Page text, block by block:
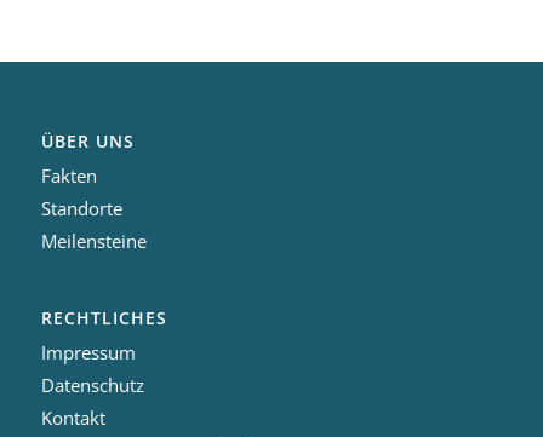
ÜBER UNS
Fakten
Standorte
Meilensteine
RECHTLICHES
Impressum
Datenschutz
Kontakt